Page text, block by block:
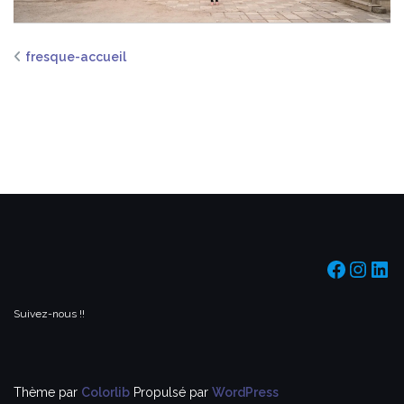
fresque-accueil
Suivez-nous !!
Thème par Colorlib Propulsé par WordPress